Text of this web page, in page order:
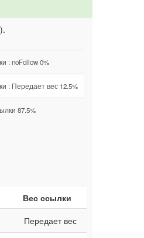
: noFollow 0%
: Передает вес 12.5%
87.5%
Вес ссылки
Передает вес